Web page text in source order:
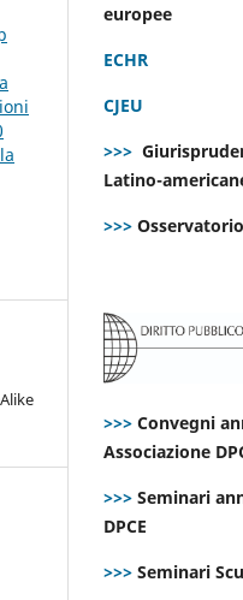
europee
ECHR
CJEU
>>>
Latino-
>>>
>>> Convegni
Associazione
>>> Seminari
DPCE
>>> Seminari